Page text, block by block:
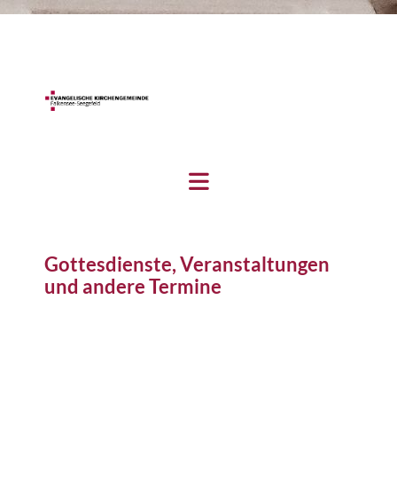
Gottesdienste, Veranstaltungen
und andere Termine